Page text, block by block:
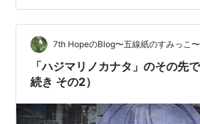
容を分かりやすく解説します。 1. 株
的 企業が株主優待を導入する目的は
7th HopeのBlog〜五線紙のすみっこ〜
「ハジマリノカナタ」のその先
続き その2）